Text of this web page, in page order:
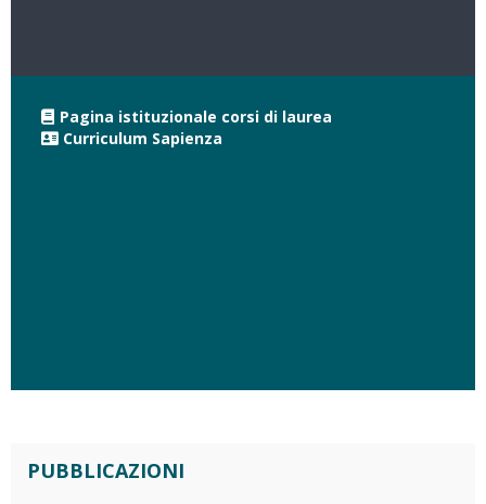
Pagina istituzionale corsi di laurea
Curriculum Sapienza
PUBBLICAZIONI